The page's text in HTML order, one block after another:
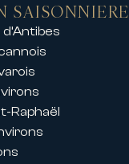
SAISONNIERE
Raphaël